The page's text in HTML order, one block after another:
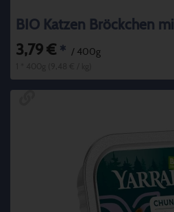
BIO Katzen Bröckchen
3,79 € * / 400g